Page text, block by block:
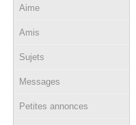
Aime
Amis
Sujets
Messages
Petites annonces